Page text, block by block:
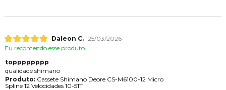
Daleon C. 25/03/2026
Eu recomendo esse produto.
topppppppp
qualidade shimano
Produto:Cassete Shimano Deore CS-M6100-12 Micro
Spline 12 Velocidades 10-51T